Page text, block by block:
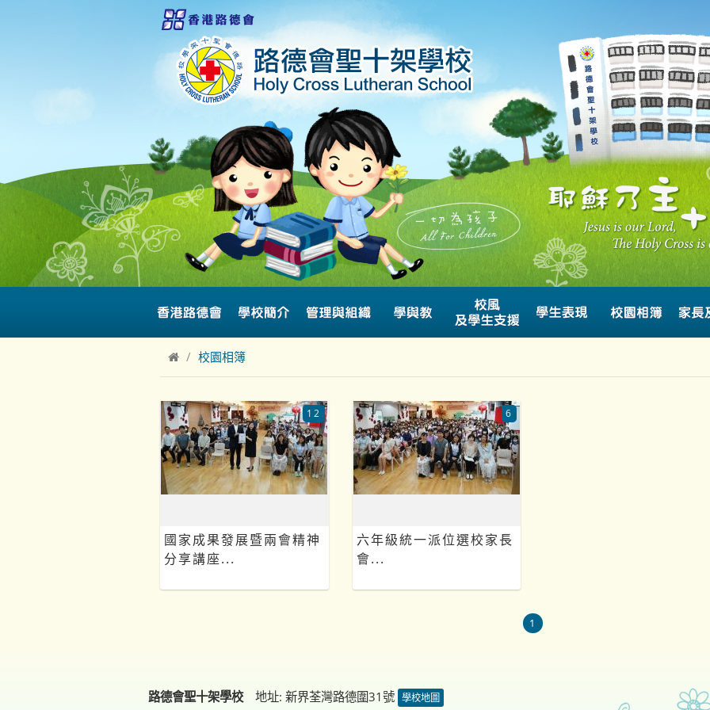
校園相簿
國家成果發展暨兩會精神
分享講座...
12
六年級統一派位選校家長
會...
6
1
路德會聖十架學校 地址: 新界荃灣路德圍31號 學校地圖